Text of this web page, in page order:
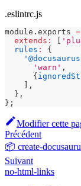
.eslintrc.js
module . exports =
extends :
rules :
{
'warn' ,
{
,
} ,
} ;
Modifier cette
Précédent
📦 create-
Suivant
no-html-links